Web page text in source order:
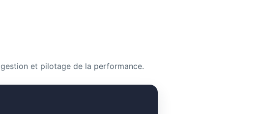
et pilotage de la performance.